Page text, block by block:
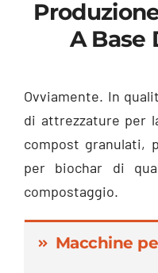
A Base
Ovviamente. In
di attrezzature per
compost granulati,
per biochar di
compostaggio.
Macchine